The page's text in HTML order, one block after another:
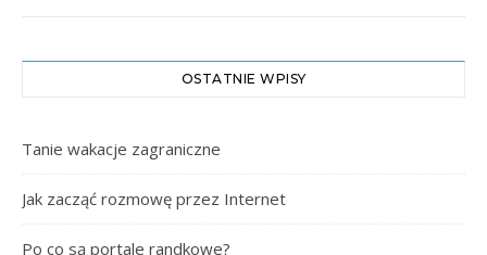
OSTATNIE WPISY
Tanie wakacje zagraniczne
Jak zacząć rozmowę przez Internet
Po co są portale randkowe?